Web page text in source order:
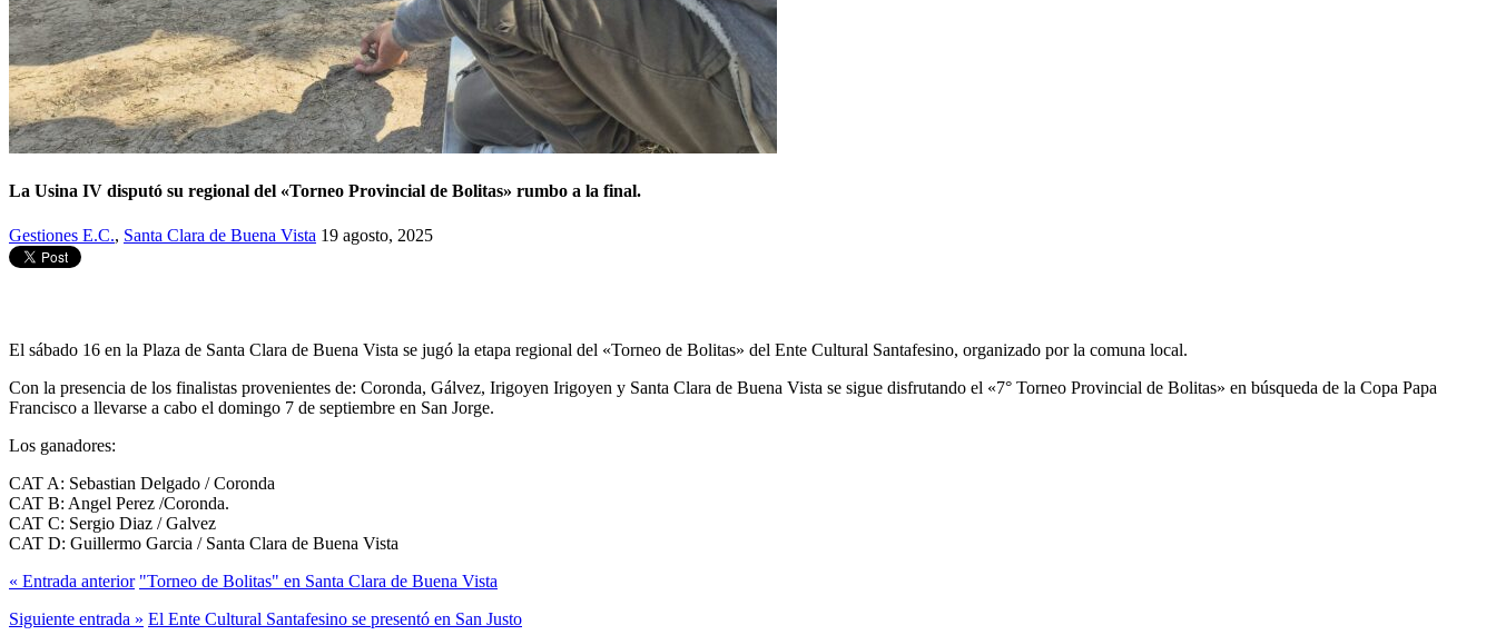
La Usina IV disputó su regional del «Torneo Provincial de Bolitas» rumbo a la final.
Gestiones E.C., Santa Clara de Buena Vista 19 agosto, 2025
El sábado 16 en la Plaza de Santa Clara de Buena Vista se jugó la etapa regional del «Torneo de Bolitas» del Ente Cultural Santafesino, organizado por la comuna local.
Con la presencia de los finalistas provenientes de: Coronda, Gálvez, Irigoyen Irigoyen y Santa Clara de Buena Vista se sigue disfrutando el «7° Torneo Provincial de Bolitas» en búsqueda de la Copa Papa
Francisco a llevarse a cabo el domingo 7 de septiembre en San Jorge.
Los ganadores:
CAT A: Sebastian Delgado / Coronda
CAT B: Angel Perez /Coronda.
CAT C: Sergio Diaz / Galvez
CAT D: Guillermo Garcia / Santa Clara de Buena Vista
« Entrada anterior "Torneo de Bolitas" en Santa Clara de Buena Vista
Siguiente entrada » El Ente Cultural Santafesino se presentó en San Justo